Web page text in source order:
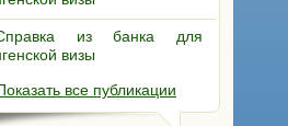
из банка для
визы
все публикации